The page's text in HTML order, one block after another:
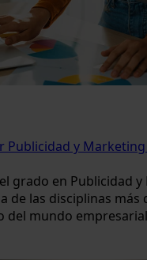
Publicidad y
grado en Publicidad
de las disciplinas más
del mundo